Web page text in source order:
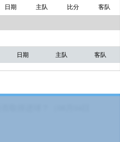
日期 主队 比分 客队
日期 主队 客队